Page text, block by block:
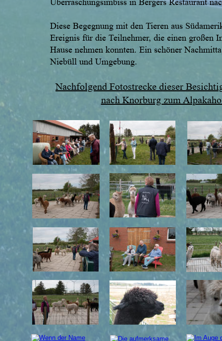
Überraschungsimbiss in Bergers Restaurant
Diese Begegnung mit den Tieren aus
Ereignis für die Teilnehmer, die einen großen
Hause nehmen konnten. Ein schöner
Niebüll und Umgebung.
Nachfolgend Fotostrecke dieser
nach Knorburg zum